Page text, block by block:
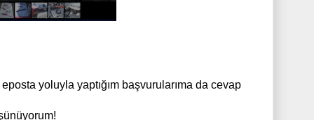
yoluyla yaptığım başvurularıma da cevap